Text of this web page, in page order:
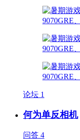
论坛 1
何为单反相机
问答 4